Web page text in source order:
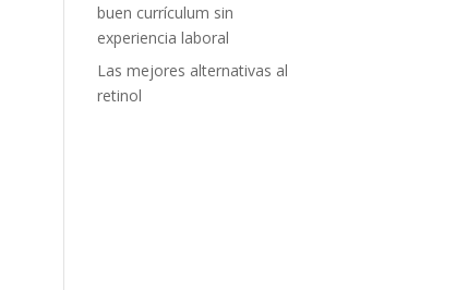
buen currículum sin
experiencia laboral
Las mejores alternativas al
retinol